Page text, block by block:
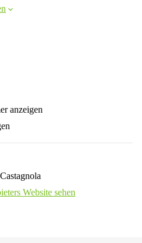
anzeigen
Website sehen